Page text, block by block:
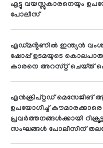
എട്ടു വയസ്സുകാരനെയും
പോലീസ്
എഡ്മൻ്റണിൽ ഇന്ത്യൻ
ഷോപ്പ് ഉടമയുടെ
കാരനെ അറസ്റ്റ് ചെയ്ത്
എൻക്രിപ്റ്റഡ് മെസേജിങ്
ഉപയോഗിച്ച് കൗമാരക്കാരെ
പ്രവർത്തനങ്ങൾക്കായി
സംഘങ്ങൾ പോലീസിന്